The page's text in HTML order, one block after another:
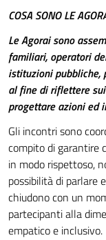
COSA SONO LE
Le Agorai sono
familiari, operatori
istituzioni pubbliche,
al fine di riflettere
progettare azioni ed
Gli incontri sono
compito di garantire
in modo rispettoso,
possibilità di parlare
chiudono con un
partecipanti alla
empatico e inclusivo.